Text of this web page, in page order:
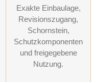
Exakte Einbaulage,
Revisionszugang,
Schornstein,
Schutzkomponenten
und freigegebene
Nutzung.